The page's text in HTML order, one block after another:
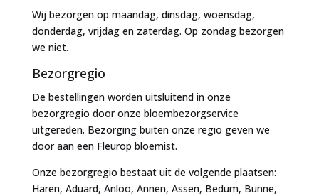
Wij bezorgen op maandag, dinsdag, woensdag,
donderdag, vrijdag en zaterdag. Op zondag bezorgen
we niet.
Bezorgregio
De bestellingen worden uitsluitend in onze
bezorgregio door onze bloembezorgservice
uitgereden. Bezorging buiten onze regio geven we
door aan een Fleurop bloemist.
Onze bezorgregio bestaat uit de volgende plaatsen:
Haren, Aduard, Anloo, Annen, Assen, Bedum, Bunne,